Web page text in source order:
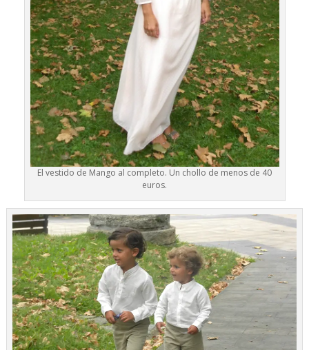
El vestido de Mango al completo. Un chollo de menos de 40
euros.